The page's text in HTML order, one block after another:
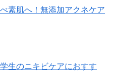
素肌へ！無添加アクネケア
生のニキビケアにおすす